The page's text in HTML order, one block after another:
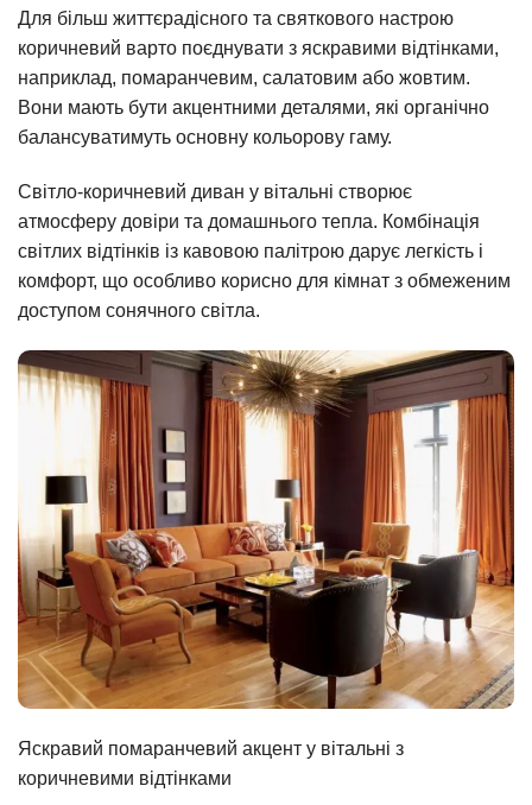
Для більш життєрадісного та святкового настрою
коричневий варто поєднувати з яскравими відтінками,
наприклад, помаранчевим, салатовим або жовтим.
Вони мають бути акцентними деталями, які органічно
балансуватимуть основну кольорову гаму.
Світло-коричневий диван у вітальні створює
атмосферу довіри та домашнього тепла. Комбінація
світлих відтінків із кавовою палітрою дарує легкість і
комфорт, що особливо корисно для кімнат з обмеженим
доступом сонячного світла.
Яскравий помаранчевий акцент у вітальні з
коричневими відтінками